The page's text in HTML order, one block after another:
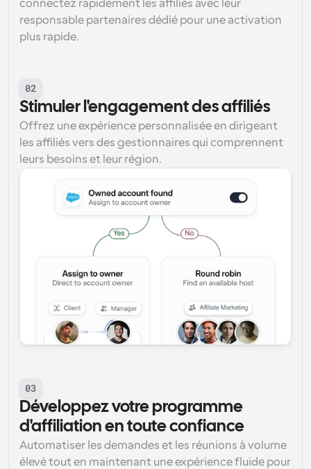
connectez rapidement les affiliés avec leur
responsable partenaires dédié pour une activation
plus rapide.
02
Stimuler l'engagement des affiliés
Offrez une expérience personnalisée en dirigeant
les affiliés vers des gestionnaires qui comprennent
leurs besoins et leur région.
03
Développez votre programme
d'affiliation en toute confiance
Automatiser les demandes et les réunions à volume
élevé tout en maintenant une expérience fluide pour